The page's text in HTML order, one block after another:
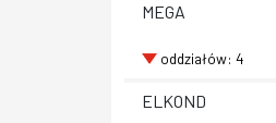
MEGA
oddziałów: 4
ELKOND